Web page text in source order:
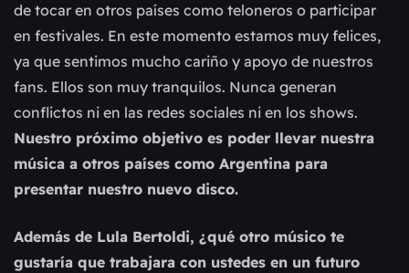
de tocar en otros países como teloneros o participar
en festivales. En este momento estamos muy felices,
ya que sentimos mucho cariño y apoyo de nuestros
fans. Ellos son muy tranquilos. Nunca generan
conflictos ni en las redes sociales ni en los shows.
Nuestro próximo objetivo es poder llevar nuestra
música a otros países como Argentina para
presentar nuestro nuevo disco.
Además de Lula Bertoldi, ¿qué otro músico te
gustaría que trabajara con ustedes en un futuro